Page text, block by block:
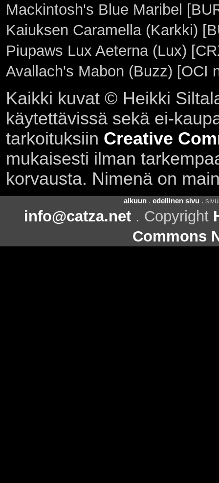
Mackintosh's Blue Maribel
Kaiuksen Caramella (Karkki)
Piupaws Lux Aeterna (Lux)
Avallach's Mabon (Buzz) [OCI
Kaikki kuvat © Heikki
käytettävissä sekä ei-
tarkoituksiin Creative
mukaisesti ilman
korvausta. Nimenä on
alkuun . edellinen sivu .
info@catza.net . Copyright
Commons